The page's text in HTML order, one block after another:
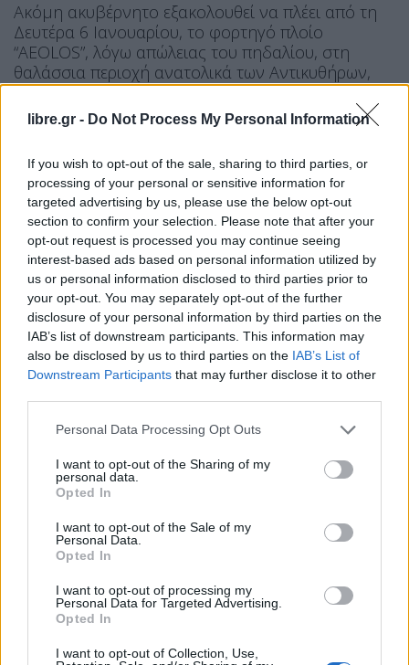
libre.gr - Do Not Process My Personal Information
If you wish to opt-out of the sale, sharing to third parties, or
processing of your personal or sensitive information for
targeted advertising by us, please use the below opt-out
section to confirm your selection. Please note that after your
opt-out request is processed you may continue seeing
interest-based ads based on personal information utilized by
us or personal information disclosed to third parties prior to
your opt-out. You may separately opt-out of the further
disclosure of your personal information by third parties on the
IAB’s list of downstream participants. This information may
also be disclosed by us to third parties on the IAB’s List of
Downstream Participants that may further disclose it to other
Personal Data Processing Opt Outs
I want to opt-out of the Sharing of my
personal data.
Opted In
I want to opt-out of the Sale of my
Personal Data.
Opted In
I want to opt-out of processing my
Personal Data for Targeted Advertising.
Opted In
I want to opt-out of Collection, Use,
Ακόμη ακυβέρνητο εξακολουθεί να πλέει από τη
Δευτέρα 6 Ιανουαρίου, το φορτηγό πλοίο
“ΑEOLOS”, λόγω απώλειας του πηδαλίου, στη
θαλάσσια περιοχή ανατολικά των Αντικυθήρων,
καθώς οι καιρικές συνθήκες που επικρατούν στη
θαλάσσια περιοχή, δεν επέτρεψαν στα δύο
ρυμουλκά που έφθασαν στο σημείο, τη
Βοιών. Σήμερα το μεσημέρι, στο σημείο […]
ΠΕΡΙΣΣΌΤΕΡΑ ...
Ακυβέρνητο το “AEOLOS” στο Μυρτώο
πέλαγος: Στις 9 το βράδυ
Η Συντακτική ομάδα του Libre
Στις 9 το βράδυ θα φτάσει ρυμουλκό σκάφος από
τον Πειραιά, για να παράσχει βοήθεια στο
φορτηγό πλοίο “AEOLOS” σημαίας Marshall
Islands που πλέει ακυβέρνητο λόγω, λόγω
απώλειας του πηδαλίου του, στη θαλάσσια
περιοχή βορειοανατολικά του ακρωτηρίου Μαλέα.
Το πλοίο είχε αποπλεύσει από λιμένα Diliskelesi
Τουρκίας με προορισμό τον λιμένα San Nicolas